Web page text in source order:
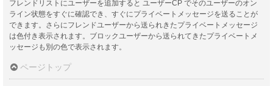
フレンドリストにユーザーを追加すると ユーザーCP でそのユーザーのオン
ライン状態をすぐに確認でき、すぐにプライベートメッセージを送ることが
できます。さらにフレンドユーザーから送られきたプライベートメッセージ
は色付き表示されます。ブロックユーザーから送られてきたプライベートメ
ッセージも別の色で表示されます。
ページトップ